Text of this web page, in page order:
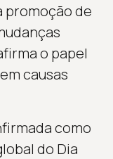
promoção de
o papel
causas
como
do Dia